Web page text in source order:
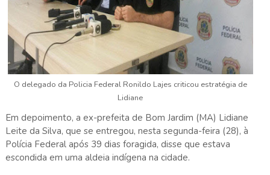
O delegado da Policia Federal Ronildo Lajes criticou estratégia de
Lidiane
Em depoimento, a ex-prefeita de Bom Jardim (MA) Lidiane
Leite da Silva, que se entregou, nesta segunda-feira (28), à
Polícia Federal após 39 dias foragida, disse que estava
escondida em uma aldeia indígena na cidade.